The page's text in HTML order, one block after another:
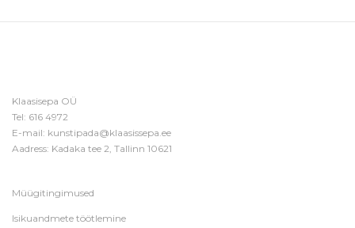
Klaasisepa OÜ
Tel: 616 4972
E-mail: kunstipada@klaasissepa.ee
Aadress: Kadaka tee 2, Tallinn 10621
Müügitingimused
Isikuandmete töötlemine